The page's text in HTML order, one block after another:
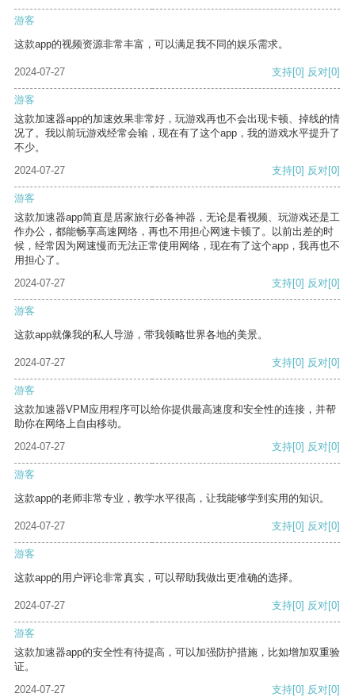
游客
这款app的视频资源非常丰富，可以满足我不同的娱乐需求。
2024-07-27 支持[0] 反对[0]
游客
这款加速器app的加速效果非常好，玩游戏再也不会出现卡顿、掉线的情
况了。我以前玩游戏经常会输，现在有了这个app，我的游戏水平提升了
不少。
2024-07-27
支持[0] 反对[0]
游客
这款加速器app简直是居家旅行必备神器，无论是看视频、玩游戏还是工
作办公，都能畅享高速网络，再也不用担心网速卡顿了。以前出差的时
候，经常因为网速慢而无法正常使用网络，现在有了这个app，我再也不
用担心了。
2024-07-27
支持[0] 反对[0]
游客
这款app就像我的私人导游，带我领略世界各地的美景。
2024-07-27 支持[0] 反对[0]
游客
这款加速器VPM应用程序可以给你提供最高速度和安全性的连接，并帮
助你在网络上自由移动。
2024-07-27
支持[0] 反对[0]
游客
这款app的老师非常专业，教学水平很高，让我能够学到实用的知识。
2024-07-27 支持[0] 反对[0]
游客
这款app的用户评论非常真实，可以帮助我做出更准确的选择。
2024-07-27 支持[0] 反对[0]
游客
这款加速器app的安全性有待提高，可以加强防护措施，比如增加双重验
证。
2024-07-27
支持[0] 反对[0]